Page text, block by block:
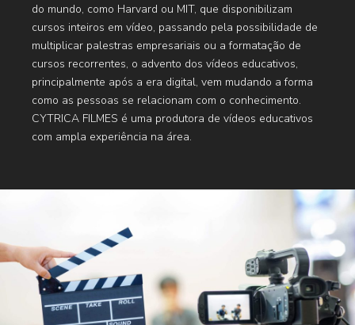
do mundo, como Harvard ou MIT, que disponibilizam
cursos inteiros em vídeo, passando pela possibilidade de
multiplicar palestras empresariais ou a formatação de
cursos recorrentes, o advento dos vídeos educativos,
principalmente após a era digital, vem mudando a forma
como as pessoas se relacionam com o conhecimento.
CYTRICA FILMES é uma produtora de vídeos educativos
com ampla experiência na área.